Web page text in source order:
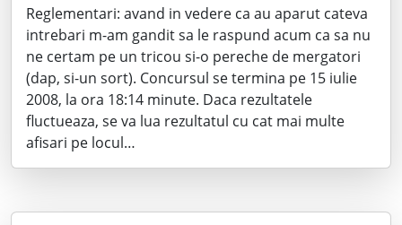
Reglementari: avand in vedere ca au aparut cateva
intrebari m-am gandit sa le raspund acum ca sa nu
ne certam pe un tricou si-o pereche de mergatori
(dap, si-un sort). Concursul se termina pe 15 iulie
2008, la ora 18:14 minute. Daca rezultatele
fluctueaza, se va lua rezultatul cu cat mai multe
afisari pe locul…